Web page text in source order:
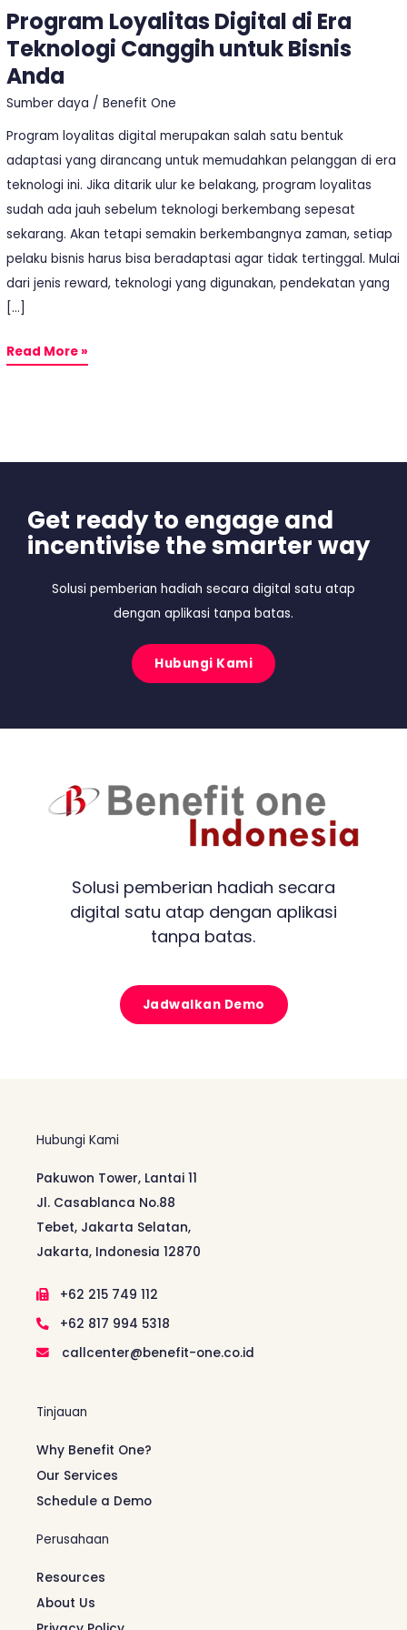
Program Loyalitas Digital di Era
Teknologi Canggih untuk Bisnis
Anda
Sumber daya /Benefit One
Program loyalitas digital merupakan salah satu bentuk
adaptasi yang dirancang untuk memudahkan pelanggan di era
teknologi ini. Jika ditarik ulur ke belakang, program loyalitas
sudah ada jauh sebelum teknologi berkembang sepesat
sekarang. Akan tetapi semakin berkembangnya zaman, setiap
pelaku bisnis harus bisa beradaptasi agar tidak tertinggal. Mulai
dari jenis reward, teknologi yang digunakan, pendekatan yang
[…]
Bisnis
Anda
Read More »
Get ready to engage and
incentivise the smarter way
Solusi pemberian hadiah secara digital satu atap
dengan aplikasi tanpa batas.
Hubungi Kami
Solusi pemberian hadiah secara
digital satu atap dengan aplikasi
tanpa batas.
Jadwalkan Demo
Hubungi Kami
Pakuwon Tower, Lantai 11
Jl. Casablanca No.88
Tebet, Jakarta Selatan,
Jakarta, Indonesia 12870
+62 215 749 112
+62 817 994 5318
callcenter@benefit-one.co.id
Tinjauan
Why Benefit One?
Our Services
Schedule a Demo
Perusahaan
Resources
About Us